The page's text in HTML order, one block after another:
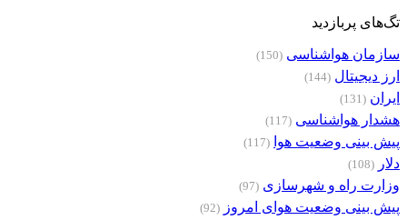
تگ‌های پربازدید
سازمان هواشناسی (150)
ارز دیجیتال (144)
ایران (131)
هشدار هواشناسی (117)
پیش بینی وضعیت هوا (117)
دلار (108)
وزارت راه و شهرسازی (97)
پیش بینی وضعیت هوای امروز (92)